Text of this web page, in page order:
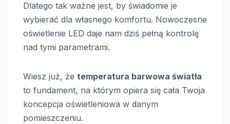
Dlatego tak ważne jest, by świadomie je
wybierać dla własnego komfortu. Nowoczesne
oświetlenie LED daje nam dziś pełną kontrolę
nad tymi parametrami.
Wiesz już, że temperatura barwowa światła
to fundament, na którym opiera się cała Twoja
koncepcja oświetleniowa w danym
pomieszczeniu.